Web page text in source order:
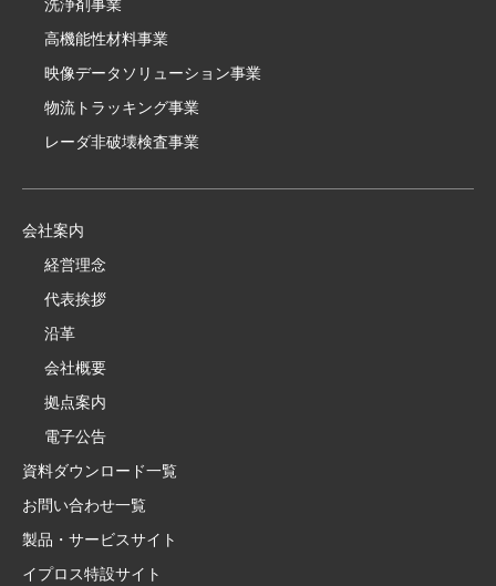
高機能性材料事業
映像データソリューション事業
物流トラッキング事業
レーダ非破壊検査事業
会社案内
経営理念
代表挨拶
沿革
会社概要
拠点案内
電子公告
資料ダウンロード一覧
お問い合わせ一覧
製品・サービスサイト
イプロス特設サイト